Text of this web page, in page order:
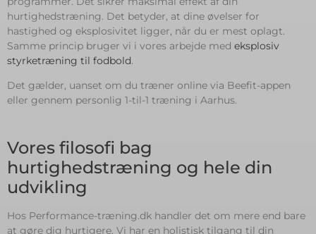
hurtighedstræning. Det betyder, at dine øvelser for
hastighed og eksplosivitet ligger, når du er mest oplagt.
Samme princip bruger vi i vores arbejde med eksplosiv
styrketræning til fodbold.
Det gælder, uanset om du træner online via Beefit-appen
eller gennem personlig 1-til-1 træning i Aarhus.
Vores filosofi bag
hurtighedstræning og hele din
udvikling
Hos Performance-træning.dk handler det om mere end bare
at gøre dig hurtigere. Vi har en holistisk tilgang til din